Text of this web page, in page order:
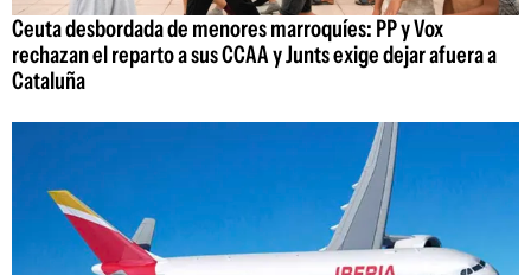
Ceuta desbordada de menores marroquíes: PP y Vox
rechazan el reparto a sus CCAA y Junts exige dejar afuera a
Cataluña